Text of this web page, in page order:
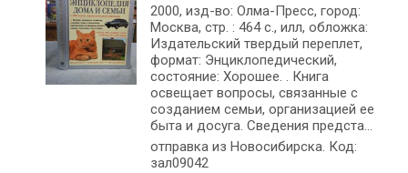
2000, изд-во: Олма-Пресс, город:
Москва, стр. : 464 с., илл, обложка:
Издательский твердый переплет,
формат: Энциклопедический,
состояние: Хорошее. . Книга
освещает вопросы, связанные с
созданием семьи, организацией ее
быта и досуга. Сведения предста...
отправка из Новосибирска. Код:
зал09042